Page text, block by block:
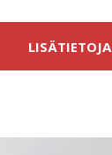
LISÄTIETOJA